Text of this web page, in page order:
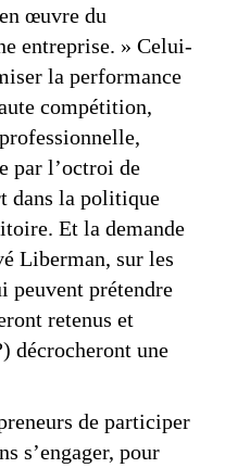
œuvre du
entreprise. » Celui-
la performance
compétition,
par l’octroi de
dans la politique
Et la demande
Liberman, sur les
peuvent prétendre
retenus et
décrocheront une
de participer
s’engager, pour